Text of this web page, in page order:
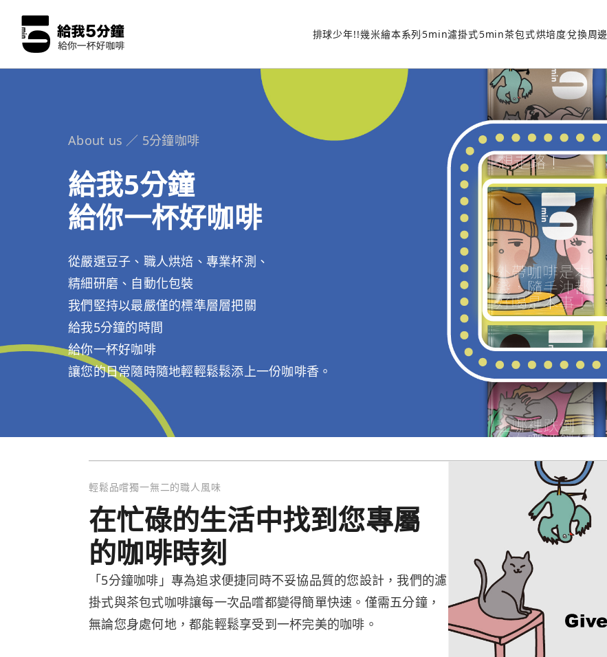
排球少年!!幾米繪本系列5min濾掛式5min茶包式烘培度兌換周邊
About us ／ 5分鐘咖啡
給我5分鐘
給你一杯好咖啡
從嚴選豆子、職人烘焙、專業杯測、
精細研磨、自動化包裝
我們堅持以最嚴僅的標準層層把關
給我5分鐘的時間
給你一杯好咖啡
讓您的日常隨時隨地輕輕鬆鬆添上一份咖啡香。
輕鬆品嚐獨一無二的職人風味
在忙碌的生活中找到您專屬
的咖啡時刻
「5分鐘咖啡」專為追求便捷同時不妥協品質的您設計，我們的濾
掛式與茶包式咖啡讓每一次品嚐都變得簡單快速。僅需五分鐘，
無論您身處何地，都能輕鬆享受到一杯完美的咖啡。